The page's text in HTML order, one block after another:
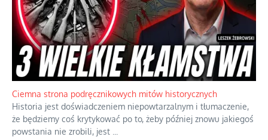
Szlachetna duma z historycznego braku rozsądku
Jednym z dziedzictw polskiej kontrreformacji jest skłonność do
oceniania wszystkiego w kategoriach moralnych, w tym
również polityki międzynarodowej, a...